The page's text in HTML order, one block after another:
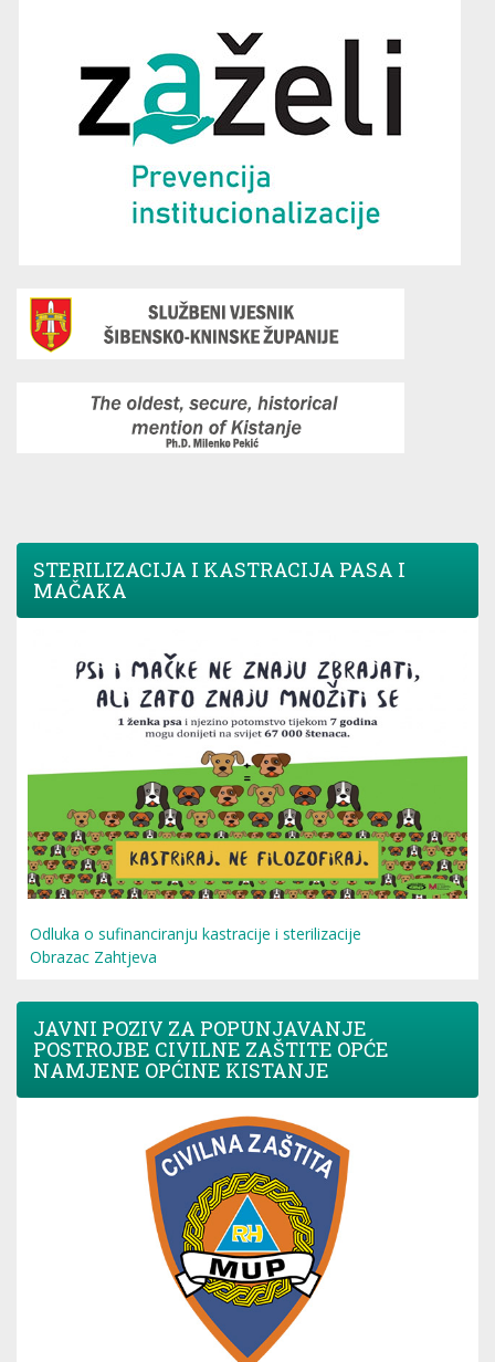
STERILIZACIJA I KASTRACIJA PASA I
MAČAKA
Odluka o sufinanciranju kastracije i sterilizacije
Obrazac Zahtjeva
JAVNI POZIV ZA POPUNJAVANJE
POSTROJBE CIVILNE ZAŠTITE OPĆE
NAMJENE OPĆINE KISTANJE